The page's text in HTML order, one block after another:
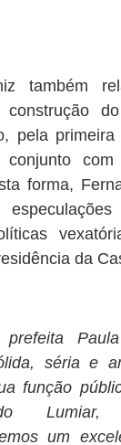
também
pela
conjunto
forma,
da
séria e
função
Lumiar,
um